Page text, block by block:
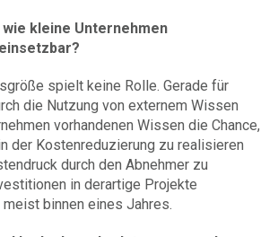
kleine Unternehmen
spielt keine Rolle. Gerade für
die Nutzung von externem Wissen
vorhandenen Wissen die Chance,
der Kostenreduzierung zu realisieren
durch den Abnehmer zu
in derartige Projekte
binnen eines Jahres.